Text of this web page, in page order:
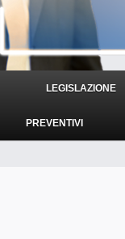
LEGISLAZIONE
PREVENTIVI